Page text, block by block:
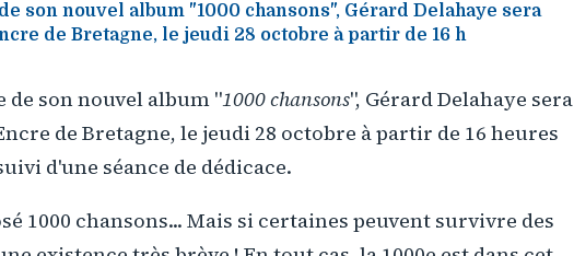
son nouvel album "1000 chansons", Gérard Delahaye sera
de Bretagne, le jeudi 28 octobre à partir de 16 h
de son nouvel album "1000 chansons", Gérard Delahaye sera
de Bretagne, le jeudi 28 octobre à partir de 16 heures
d'une séance de dédicace.
1000 chansons... Mais si certaines peuvent survivre des